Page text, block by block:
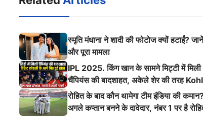
स्मृति मंधाना ने शादी की फोटोज क्यों हटाईं?
और पूरा मामला
IPL 2025. किंग खान के सामने मिट्टी में
चैंपियंस की बादशाहत, अकेले शेर की तरह
ऐसी दहाड़
रोहित के बाद कौन थामेगा टीम इंडिया की
अगले कप्तान बनने के दावेदार, नंबर 1 पर है